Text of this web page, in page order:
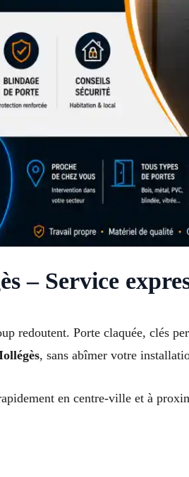
– Service
redoutent. Porte claquée, clés
, sans abîmer votre
en centre-ville et à